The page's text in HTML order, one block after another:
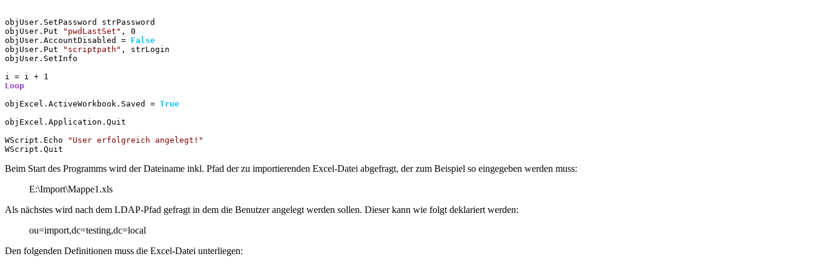
objUser.SetPassword strPassword
objUser.Put
"pwdLastSet" , 0
objUser.AccountDisabled = False
objUser.Put
"scriptpath" , strLogin
objUser.SetInfo
Loop
objExcel.ActiveWorkbook.Saved = True
objExcel.Application.Quit
WScript.Echo
"User erfolgreich angelegt!"
WScript.Quit
Beim Start des Programms wird der Dateiname inkl. Pfad der zu importierenden Excel-Datei abgefragt, der zum Beispiel so eingegeben werden muss:
E:\Import\Mappe1.xls
Als nächstes wird nach dem LDAP-Pfad gefragt in dem die Benutzer angelegt werden sollen. Dieser kann wie folgt deklariert werden:
ou=import,dc=testing,dc=local
Den folgenden Definitionen muss die Excel-Datei unterliegen: